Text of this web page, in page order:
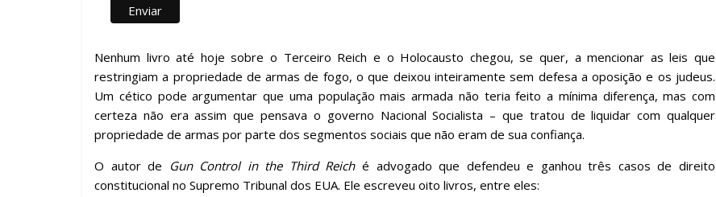
Nenhum livro até hoje sobre o Terceiro Reich e o Holocausto chegou, se quer, a mencionar as leis que
restringiam a propriedade de armas de fogo, o que deixou inteiramente sem defesa a oposição e os judeus.
Um cético pode argumentar que uma população mais armada não teria feito a mínima diferença, mas com
certeza não era assim que pensava o governo Nacional Socialista – que tratou de liquidar com qualquer
propriedade de armas por parte dos segmentos sociais que não eram de sua confiança.
O autor de Gun Control in the Third Reiché advogado que defendeu e ganhou três casos de direito
constitucional no Supremo Tribunal dos EUA. Ele escreveu oito livros, entre eles: